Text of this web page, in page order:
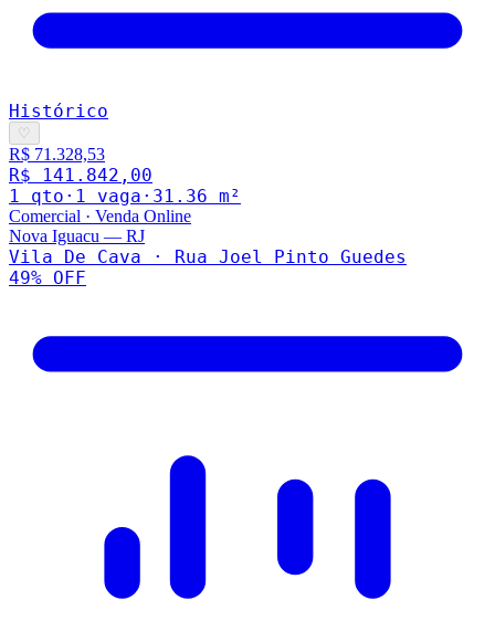
Histórico
♡
R$ 71.328,53
R$ 141.842,00
1 qto · 1 vaga · 31.36 m²
Comercial · Venda Online
Nova Iguacu — RJ
Vila De Cava · Rua Joel Pinto Guedes
49% OFF